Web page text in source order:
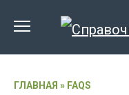
ГЛАВНАЯ » FAQS